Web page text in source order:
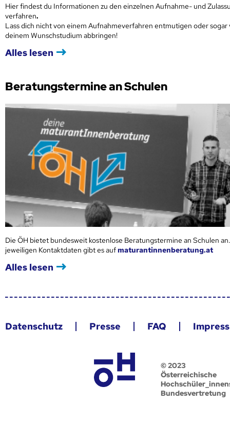
Hier findest du Informationen zu den einzelnen Aufnahme- und
verfahren.
Lass dich nicht von einem Aufnahmeverfahren entmutigen oder sogar
deinem Wunschstudium abbringen!
Alles lesen
Beratungstermine an Schulen
Die ÖH bietet bundesweit kostenlose Beratungstermine an Schulen
jeweiligen Kontaktdaten gibt es aufmaturantinnenberatung.at
Alles lesen
Datenschutz Presse FAQ
© 2023
Österreichische
Bundesvertretung